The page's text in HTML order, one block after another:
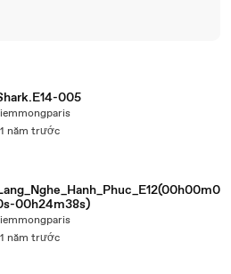
005
năm trước
00h24m38s)
năm trước